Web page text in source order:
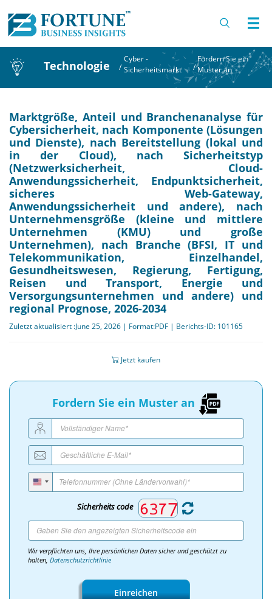
Technologie /
Cyber -
Sicherheitsmarkt
/
Fordern Sie ein
Muster an
Marktgröße, Anteil und Branchenanalyse für
Cybersicherheit, nach Komponente (Lösungen
und Dienste), nach Bereitstellung (lokal und
in der Cloud), nach Sicherheitstyp
(Netzwerksicherheit, Cloud-
Anwendungssicherheit, Endpunktsicherheit,
sicheres Web-Gateway,
Anwendungssicherheit und andere), nach
Unternehmensgröße (kleine und mittlere
Unternehmen (KMU) und große
Unternehmen), nach Branche (BFSI, IT und
Telekommunikation, Einzelhandel,
Gesundheitswesen, Regierung, Fertigung,
Reisen und Transport, Energie und
Versorgungsunternehmen und andere) und
regional Prognose, 2026-2034
Zuletzt aktualisiert :June 25, 2026 | Format:PDF | Berichts-ID: 101165
Jetzt kaufen
Fordern Sie ein Muster an
Sicherheits code
Wir verpflichten uns, Ihre persönlichen Daten sicher und geschützt zu
halten, Datenschutzrichtlinie
Einreichen